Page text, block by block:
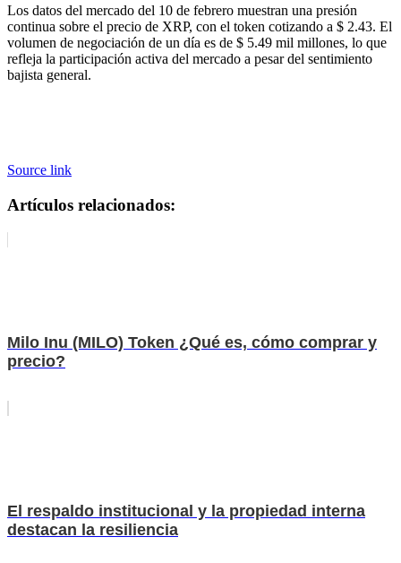
Los datos del mercado del 10 de febrero muestran una presión
continua sobre el precio de XRP, con el token cotizando a $ 2.43. El
volumen de negociación de un día es de $ 5.49 mil millones, lo que
refleja la participación activa del mercado a pesar del sentimiento
bajista general.
Source link
Artículos relacionados:
Milo Inu (MILO) Token ¿Qué es, cómo comprar y
precio?
El respaldo institucional y la propiedad interna
destacan la resiliencia